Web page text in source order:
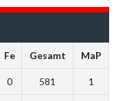
Fe Gesamt MaP
0 581 1